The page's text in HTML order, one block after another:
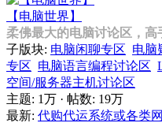
【电脑世界】
柔佛最大的电脑讨论区，高
子版块: 电脑闲聊专区 电脑
专区 电脑语言编程讨论区
空间/服务器主机讨论区
主题: 1万 · 帖数: 19万
最新: 代购代运系统或各类